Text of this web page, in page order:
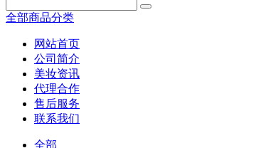
全部商品分类
网站首页
公司简介
美妆资讯
代理合作
售后服务
联系我们
全部